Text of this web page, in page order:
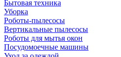
Бытовая техника
Уборка
Роботы-пылесосы
Вертикальные пылесосы
Роботы для мытья окон
Посудомоечные машины